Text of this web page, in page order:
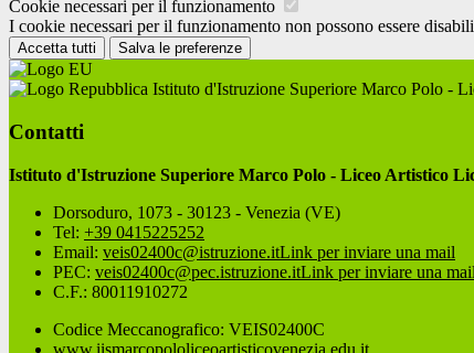
Cookie necessari per il funzionamento
I cookie necessari per il funzionamento non possono essere
Accetta tutti Salva le preferenze
Istituto d'Istruzione Superiore Marco Polo -
Contatti
Istituto d'Istruzione Superiore Marco Polo - Liceo Artistico
Dorsoduro, 1073 - 30123 - Venezia (VE)
Tel: +39 0415225252
Email: veis02400c@istruzione.itLink per inviare una mail
PEC: veis02400c@pec.istruzione.itLink per inviare una mail
C.F.: 80011910272
Codice Meccanografico: VEIS02400C
www.iismarcopololiceoartisticovenezia.edu.it